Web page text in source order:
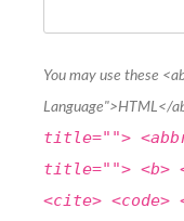
You may use these
Language">HTML</
title="">
title=""> <b>
<cite> <code>